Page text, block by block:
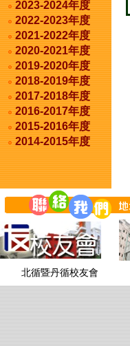
2023-2024年度
2022-2023年度
2021-2022年度
2020-2021年度
2019-2020年度
2018-2019年度
2017-2018年度
2016-2017年度
2015-2016年度
2014-2015年度
北循暨丹循校友會